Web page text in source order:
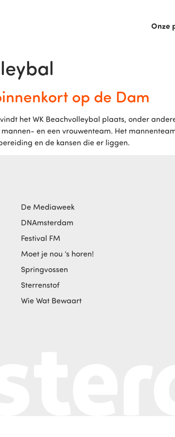
Onze
op de Dam
het WK Beachvolleybal plaats, onder
en een vrouwenteam. Het
en de kansen die er liggen.
De Mediaweek
DNAmsterdam
Festival FM
Moet je nou ‘s horen!
Springvossen
Sterrenstof
Wie Wat Bewaart